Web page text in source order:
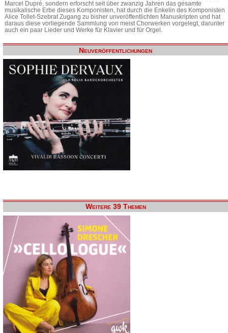
Marcel Dupré, sondern erforscht seit über zwanzig Jahren das gesamte
musikalische Erbe dieses Komponisten, hat durch die Enkelin des Komponisten
Alice Tollet-Szebrat Zugang zu bisher unveröffentlichten Manuskripten und hat
daraus diese vorliegende Sammlung von meist Chorwerken vorgelegt, darunter
auch ein paar Lieder und Werke für Klavier und für Orgel.
Neuveröffentlichungen
Weitere 39 Themen